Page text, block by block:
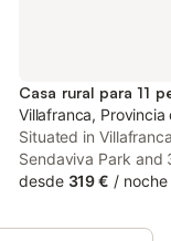
Casa rural para 11
Villafranca,
Situated in
Sendaviva Park and
of the Kings of
features air-
desde 319 € / noche